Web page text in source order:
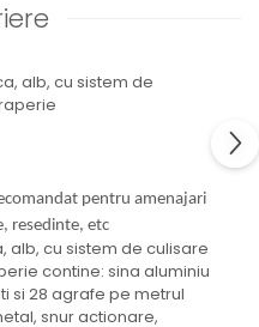
alb, cu sistem de
pentru amenajari
resedinte, etc
alb, cu sistem de culisare
contine: sina aluminiu
si 28 agrafe pe metrul
snur actionare,